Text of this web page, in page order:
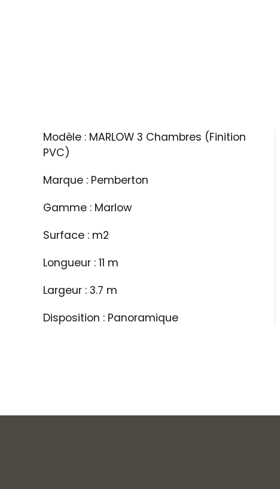
Modèle : MARLOW 3 Chambres (Finition
PVC)
Marque : Pemberton
Gamme : Marlow
Surface : m2
Longueur : 11 m
Largeur : 3.7 m
Disposition : Panoramique